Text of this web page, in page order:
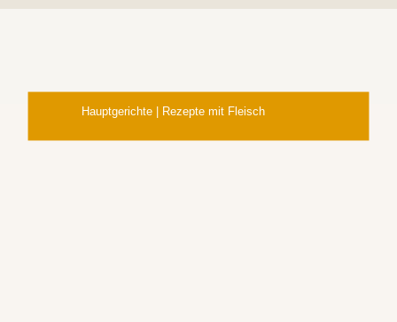
Hauptgerichte| Rezepte mit Fleisch